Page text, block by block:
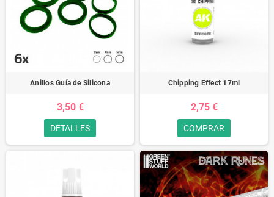
Anillos Guía de Silicona
3,50 €
DETALLES
Chipping Effect 17ml
2,75 €
COMPRAR